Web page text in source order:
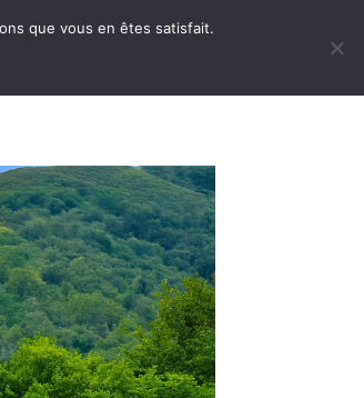
que vous en êtes satisfait.